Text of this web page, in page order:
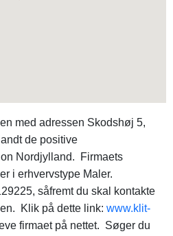
med adressen Skodshøj 5,
de positive
Nordjylland. Firmaets
i erhvervstype Maler.
såfremt du skal kontakte
Klik på dette link: www.klit-
firmaet på nettet. Søger du